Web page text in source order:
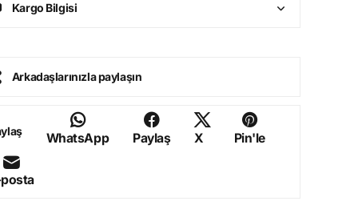
Kargo Bilgisi
Arkadaşlarınızla paylaşın
WhatsApp Paylaş X Pin'le